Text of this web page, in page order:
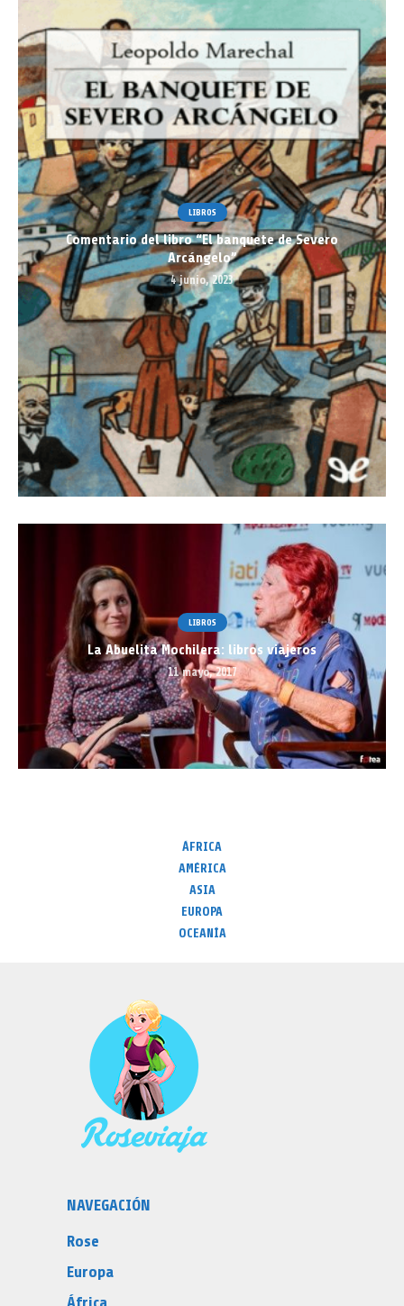
LIBROS
Comentario del libro “El banquete de Severo
Arcángelo”
4 junio, 2023
LIBROS
La Abuelita Mochilera: libros viajeros
11 mayo, 2017
ÁFRICA
AMÉRICA
ASIA
EUROPA
OCEANÍA
NAVEGACIÓN
Rose
Europa